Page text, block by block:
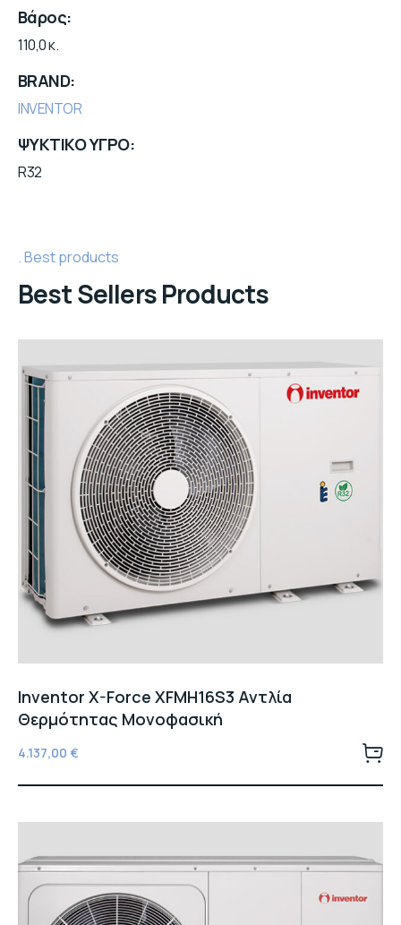
Βάρος
110,0 κ.
BRAND
INVENTOR
ΨΥΚΤΙΚΟ ΥΓΡΟ
R32
Best products
Best Sellers Products
Inventor X-Force XFMH16S3 Αντλία
Θερμότητας Μονοφασική
4.137,00 €